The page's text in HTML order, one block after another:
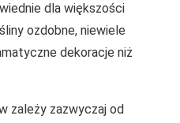
dla większości
ozdobne, niewiele
dekoracje niż
zależy zazwyczaj od